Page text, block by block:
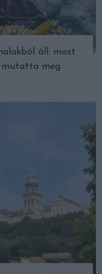
áll: most
mutatta meg